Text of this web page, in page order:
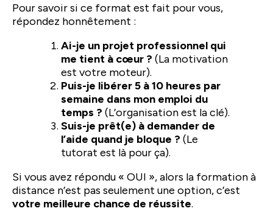
Pour savoir si ce format est fait pour vous,
répondez honnêtement :
Ai-je un projet professionnel qui
me tient à cœur ? (La motivation
est votre moteur).
Puis-je libérer 5 à 10 heures par
semaine dans mon emploi du
temps ? (L’organisation est la clé).
Suis-je prêt(e) à demander de
l’aide quand je bloque ? (Le
tutorat est là pour ça).
Si vous avez répondu « OUI », alors la formation à
distance n’est pas seulement une option, c’est
votre meilleure chance de réussite.